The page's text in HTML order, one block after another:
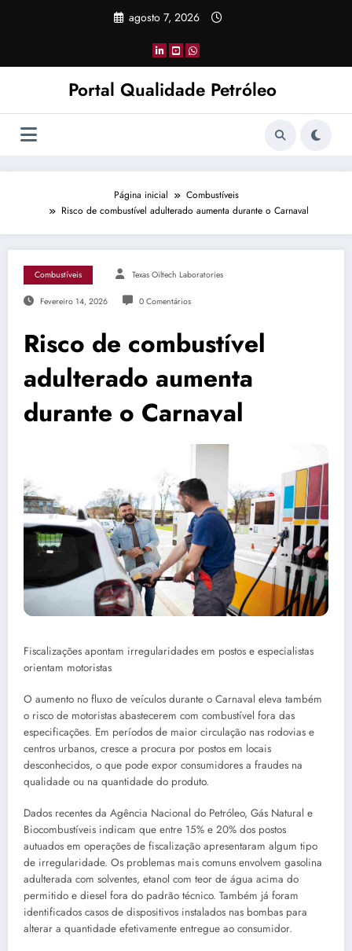
agosto 7, 2026
Portal Qualidade Petróleo
Página inicial
Combustíveis
Risco de combustível adulterado aumenta durante o Carnaval
Combustíveis Texas Oiltech Laboratories
Fevereiro 14, 2026 0 Comentários
Risco de combustível
adulterado aumenta
durante o Carnaval
Fiscalizações apontam irregularidades em postos e especialistas
orientam motoristas
O aumento no fluxo de veículos durante o Carnaval eleva também
o risco de motoristas abastecerem com combustível fora das
especificações. Em períodos de maior circulação nas rodovias e
centros urbanos, cresce a procura por postos em locais
desconhecidos, o que pode expor consumidores a fraudes na
qualidade ou na quantidade do produto.
Dados recentes da Agência Nacional do Petróleo, Gás Natural e
Biocombustíveis indicam que entre 15% e 20% dos postos
autuados em operações de fiscalização apresentaram algum tipo
de irregularidade. Os problemas mais comuns envolvem gasolina
adulterada com solventes, etanol com teor de água acima do
permitido e diesel fora do padrão técnico. Também já foram
identificados casos de dispositivos instalados nas bombas para
alterar a quantidade efetivamente entregue ao consumidor.